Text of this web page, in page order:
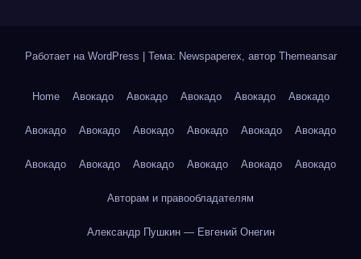
Работает на WordPress Тема: Newspaperex, автор Themeansar
Home Авокадо Авокадо Авокадо Авокадо Авокадо
Авокадо Авокадо Авокадо Авокадо Авокадо Авокадо
Авокадо Авокадо Авокадо Авокадо Авокадо Авокадо
Авторам и правообладателям
Александр Пушкин — Евгений Онегин